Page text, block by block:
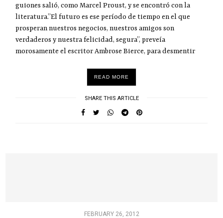
guiones salió, como Marcel Proust, y se encontró con la
literatura.”El futuro es ese período de tiempo en el que
prosperan nuestros negocios, nuestros amigos son
verdaderos y nuestra felicidad, segura”, preveía
morosamente el escritor Ambrose Bierce, para desmentir
READ MORE
SHARE THIS ARTICLE
FEBRUARY 26, 2012